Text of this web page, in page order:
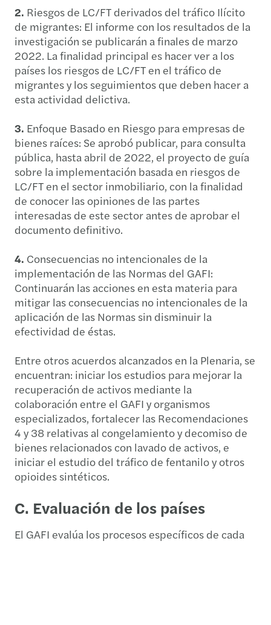
2. Riesgos de LC/FT derivados del tráfico Ilícito
de migrantes: El informe con los resultados de la
investigación se publicarán a finales de marzo
2022. La finalidad principal es hacer ver a los
países los riesgos de LC/FT en el tráfico de
migrantes y los seguimientos que deben hacer a
esta actividad delictiva.
3. Enfoque Basado en Riesgo para empresas de
bienes raíces: Se aprobó publicar, para consulta
pública, hasta abril de 2022, el proyecto de guía
sobre la implementación basada en riesgos de
LC/FT en el sector inmobiliario, con la finalidad
de conocer las opiniones de las partes
interesadas de este sector antes de aprobar el
documento definitivo.
4. Consecuencias no intencionales de la
implementación de las Normas del GAFI:
Continuarán las acciones en esta materia para
mitigar las consecuencias no intencionales de la
aplicación de las Normas sin disminuir la
efectividad de éstas.
Entre otros acuerdos alcanzados en la Plenaria, se
encuentran: iniciar los estudios para mejorar la
recuperación de activos mediante la
colaboración entre el GAFI y organismos
especializados, fortalecer las Recomendaciones
4 y 38 relativas al congelamiento y decomiso de
bienes relacionados con lavado de activos, e
iniciar el estudio del tráfico de fentanilo y otros
opioides sintéticos.
C. Evaluación de los países
El GAFI evalúa los procesos específicos de cada